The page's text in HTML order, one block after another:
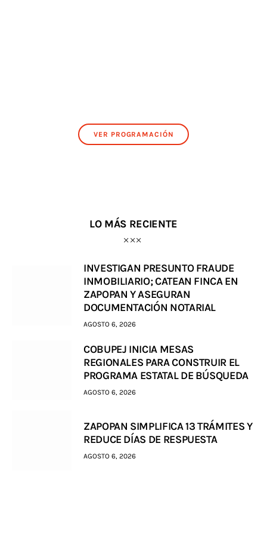
VER PROGRAMACIÓN
LO MÁS RECIENTE
INVESTIGAN PRESUNTO FRAUDE
INMOBILIARIO; CATEAN FINCA EN
ZAPOPAN Y ASEGURAN
DOCUMENTACIÓN NOTARIAL
AGOSTO 6, 2026
COBUPEJ INICIA MESAS
REGIONALES PARA CONSTRUIR EL
PROGRAMA ESTATAL DE BÚSQUEDA
AGOSTO 6, 2026
ZAPOPAN SIMPLIFICA 13 TRÁMITES Y
REDUCE DÍAS DE RESPUESTA
AGOSTO 6, 2026